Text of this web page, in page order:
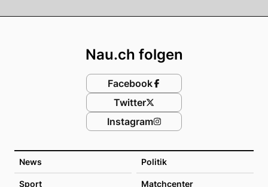
News Politik
Sport Matchcenter
Nau.ch folgen
Facebook
Twitter
Instagram